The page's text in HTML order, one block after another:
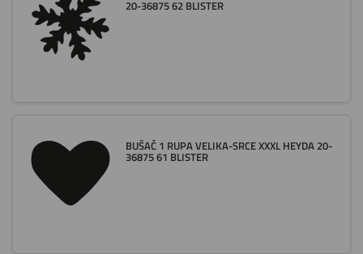
20-36875 62 BLISTER
BUŠAČ 1 RUPA VELIKA-SRCE XXXL HEYDA 20-
36875 61 BLISTER